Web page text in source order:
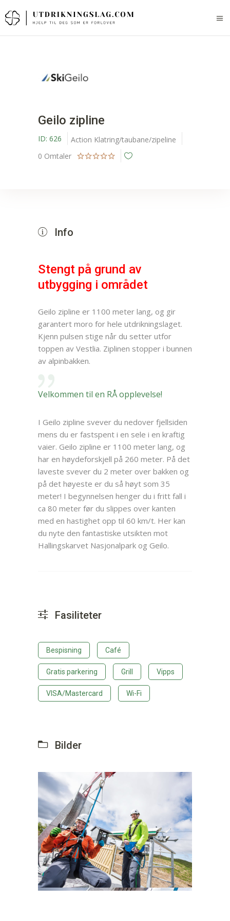
Geilo zipline
ID: 626 Action Klatring/taubane/zipeline
0 Omtaler
Info
Stengt på grund av
utbygging i området
Geilo zipline er 1100 meter lang, og gir
garantert moro for hele utdrikningslaget.
Kjenn pulsen stige når du setter utfor
toppen av Vestlia. Ziplinen stopper i bunnen
av alpinbakken.
Velkommen til en RÅ opplevelse!
I Geilo zipline svever du nedover fjellsiden
mens du er fastspent i en sele i en kraftig
vaier. Geilo zipline er 1100 meter lang, og
har en høydeforskjell på 260 meter. På det
laveste svever du 2 meter over bakken og
på det høyeste er du så høyt som 35
meter! I begynnelsen henger du i fritt fall i
ca 80 meter før du slippes over kanten
med en hastighet opp til 60 km/t. Her kan
du nyte den fantastiske utsikten mot
Hallingskarvet Nasjonalpark og Geilo.
Fasiliteter
Bespisning Café
Gratis parkering Grill Vipps
VISA/Mastercard Wi-Fi
Bilder